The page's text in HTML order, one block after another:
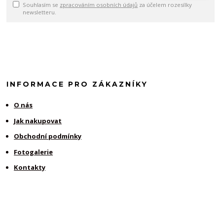
Souhlasím se zpracováním osobních údajů za účelem rozesílky
newsletteru.
INFORMACE PRO ZÁKAZNÍKY
O nás
Jak nakupovat
Obchodní podmínky
Fotogalerie
Kontakty